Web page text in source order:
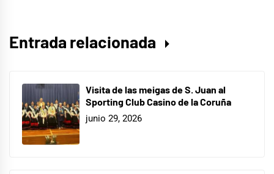
Entrada relacionada
Visita de las meigas de S. Juan al
Sporting Club Casino de la Coruña
junio 29, 2026